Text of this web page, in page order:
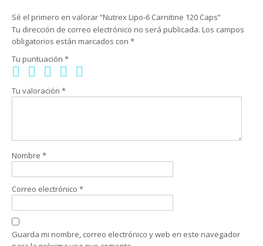
Sé el primero en valorar “Nutrex Lipo-6 Carnitine 120 Caps”
Tu dirección de correo electrónico no será publicada. Los campos
obligatorios están marcados con *
Tu puntuación *
Tu valoración *
Nombre *
Correo electrónico *
Guarda mi nombre, correo electrónico y web en este navegador